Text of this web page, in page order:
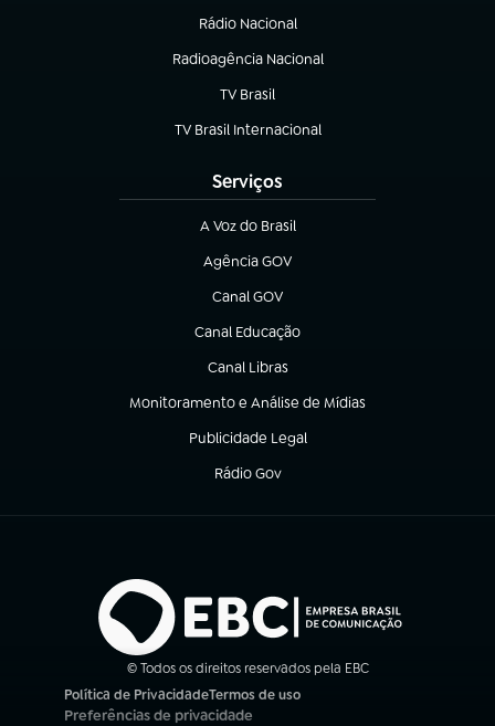
Rádio Nacional
(abre em nova aba)
Radioagência Nacional
(abre em nova aba)
TV Brasil
(abre em nova aba)
TV Brasil Internacional
(abre em nova aba)
Serviços
A Voz do Brasil
(abre em nova aba)
Agência GOV
(abre em nova aba)
Canal GOV
(abre em nova aba)
Canal Educação
(abre em nova aba)
Canal Libras
(abre em nova aba)
Monitoramento e Análise de Mídias
(abre em nova aba)
Publicidade Legal
(abre em nova aba)
Rádio Gov
(abre em nova aba)
© Todos os direitos reservados pela EBC
Política de Privacidade
(abre em nova aba)
Termos de uso
(abre em nova aba)
Preferências de privacidade